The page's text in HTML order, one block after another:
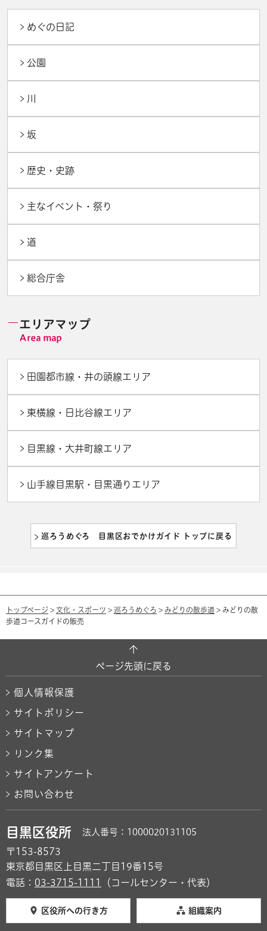
めぐの日記
公園
川
坂
歴史・史跡
主なイベント・祭り
道
総合庁舎
エリアマップ
田園都市線・井の頭線エリア
東横線・日比谷線エリア
目黒線・大井町線エリア
山手線目黒駅・目黒通りエリア
巡ろうめぐろ 目黒区おでかけガイド トップに戻る
トップページ > 文化・スポーツ > 巡ろうめぐろ > みどりの散歩道 > みどりの散
歩道コースガイドの販売
ページ先頭に戻る
個人情報保護
サイトポリシー
サイトマップ
リンク集
サイトアンケート
お問い合わせ
目黒区役所 法人番号：1000020131105
〒153-8573
東京都目黒区上目黒二丁目19番15号
電話： 03-3715-1111 （コールセンター・代表）
区役所への行き方 組織案内